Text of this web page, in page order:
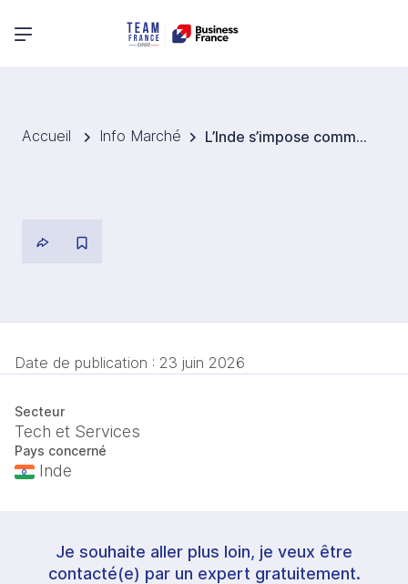
Menu principal
Accueil Info Marché L’Inde s’impose comme l’un des principaux viviers mondiaux de talents en intelligence artificielle
Date de publication : 23 juin 2026
Secteur
Tech et Services
Pays concerné
Inde
Je souhaite aller plus loin, je veux être
contacté(e) par un expert gratuitement.